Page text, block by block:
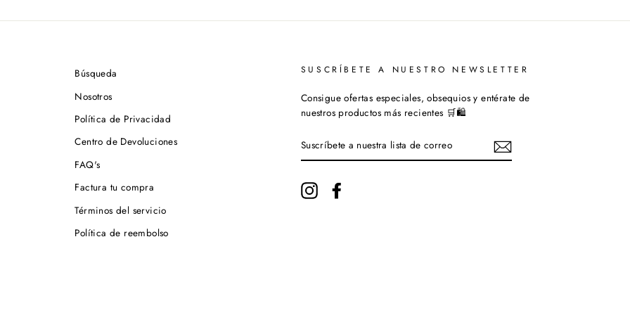
Búsqueda
Nosotros
Política de Privacidad
Centro de Devoluciones
FAQ's
Factura tu compra
Términos del servicio
Política de reembolso
SUSCRÍBETE A NUESTRO NEWSLETTER
Consigue ofertas especiales, obsequios y entérate de
nuestros productos más recientes 🛒🛍️
A
NUESTRA
DE
CORREO
Instagram